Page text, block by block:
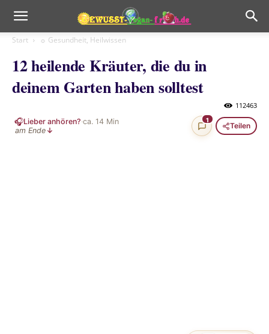
Start ☼ Gesundheit, Heilwissen
12 heilende Kräuter, die du in
deinem Garten haben solltest
112463
🎧Lieber anhören?·ca. 14 Min
am Ende ↓
1
Teilen